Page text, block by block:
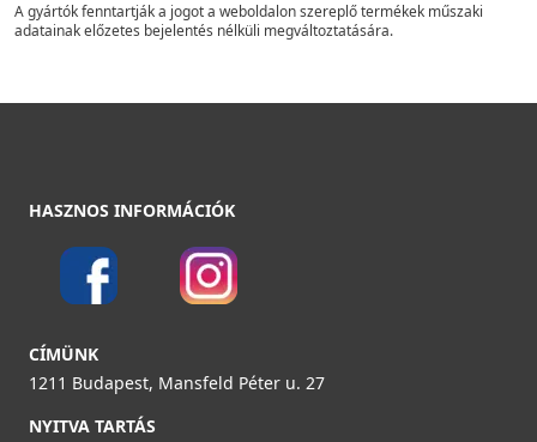
A gyártók fenntartják a jogot a weboldalon szereplő termékek műszaki
adatainak előzetes bejelentés nélküli megváltoztatására.
HASZNOS INFORMÁCIÓK
CÍMÜNK
1211 Budapest, Mansfeld Péter u. 27
NYITVA TARTÁS